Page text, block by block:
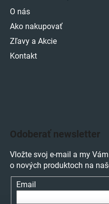
O nás
Ako nakupovať
Zľavy a Akcie
Kontakt
Odoberať newsletter
Vložte svoj e-mail a my
o nových produktoch na
Email